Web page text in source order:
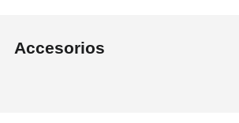
Accesorios